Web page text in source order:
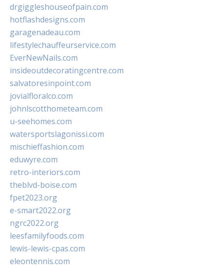
drgiggleshouseofpain.com
hotflashdesigns.com
garagenadeau.com
lifestylechauffeurservice.com
EverNewNails.com
insideoutdecoratingcentre.com
salvatoresinpoint.com
jovialfloralco.com
johnlscotthometeam.com
u-seehomes.com
watersportslagonissi.com
mischieffashion.com
eduwyre.com
retro-interiors.com
theblvd-boise.com
fpet2023.org
e-smart2022.org
ngrc2022.org
leesfamilyfoods.com
lewis-lewis-cpas.com
eleontennis.com